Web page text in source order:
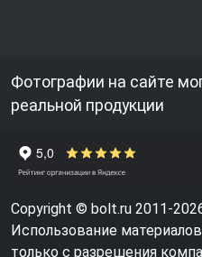
Фотографии на сайте
реальной продукции
Copyright © bolt.ru 2011-
Использование
только с разрешения